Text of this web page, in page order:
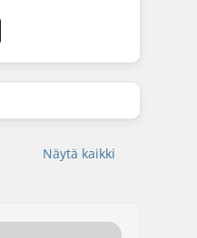
Näytä kaikki